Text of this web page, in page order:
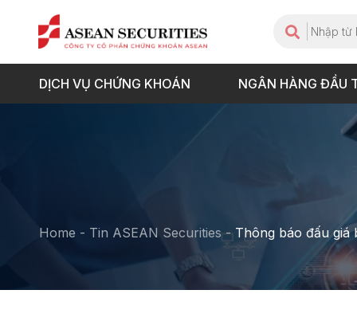
DỊCH VỤ CHỨNG KHOÁN NGÂN HÀNG ĐẦU
Home - Tin ASEAN Securities- Thông báo đấu